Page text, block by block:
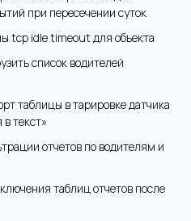
при пересечении суток
tcp idle timeout для объекта
список водителей
таблицы в тарировке датчика
текст»
отчетов по водителям и
таблиц отчетов после